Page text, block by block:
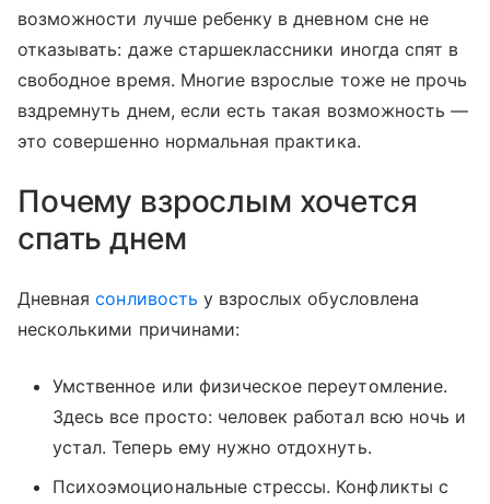
возможности лучше ребенку в дневном сне не
отказывать: даже старшеклассники иногда спят в
свободное время. Многие взрослые тоже не прочь
вздремнуть днем, если есть такая возможность —
это совершенно нормальная практика.
Почему взрослым хочется
спать днем
Дневнаясонливость у взрослых обусловлена
несколькими причинами:
Умственное или физическое переутомление.
Здесь все просто: человек работал всю ночь и
устал. Теперь ему нужно отдохнуть.
Психоэмоциональные стрессы. Конфликты с